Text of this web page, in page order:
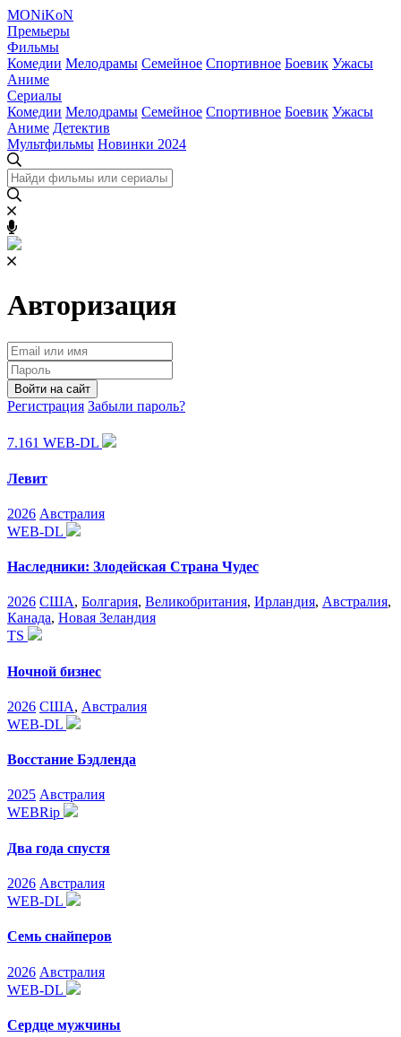
MONiKoN
Премьеры
Фильмы
Комедии Мелодрамы Cемейное Спортивное Боевик Ужасы
Аниме
Сериалы
Комедии Мелодрамы Cемейное Спортивное Боевик Ужасы
Аниме Детектив
Мультфильмы Новинки 2024
Авторизация
Войти на сайт
Регистрация Забыли пароль?
7.161 WEB-DL
Левит
2026 Австралия
WEB-DL
Наследники: Злодейская Страна Чудес
2026 США, Болгария, Великобритания, Ирландия, Австралия,
Канада, Новая Зеландия
TS
Ночной бизнес
2026 США, Австралия
WEB-DL
Восстание Бэдленда
2025 Австралия
WEBRip
Два года спустя
2026 Австралия
WEB-DL
Семь снайперов
2026 Австралия
WEB-DL
Сердце мужчины